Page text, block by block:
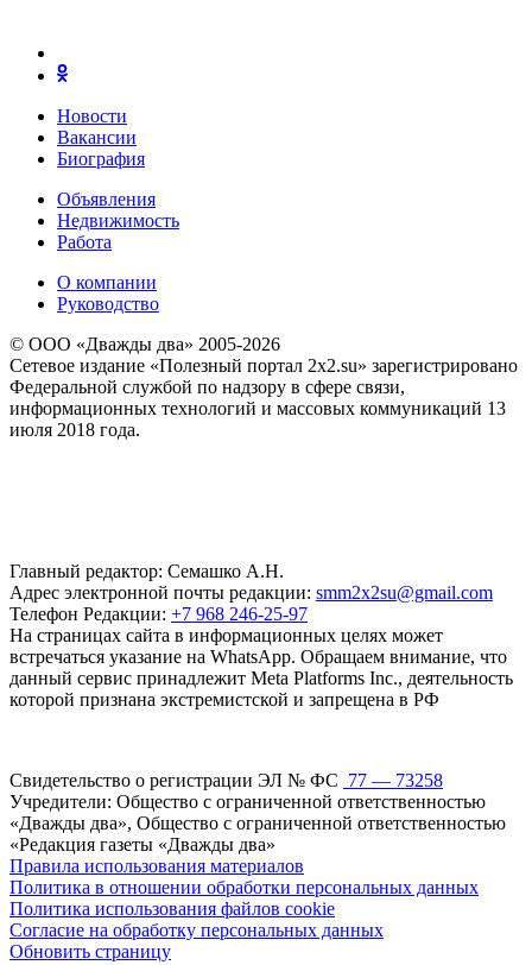
Новости
Вакансии
Биография
Объявления
Недвижимость
Работа
О компании
Руководство
© ООО «Дважды два» 2005-2026
Сетевое издание «Полезный портал 2x2.su» зарегистрировано
Федеральной службой по надзору в сфере связи,
информационных технологий и массовых коммуникаций 13
июля 2018 года.
Главный редактор: Семашко А.Н.
Адрес электронной почты редакции: smm2x2su@gmail.com
Телефон Редакции: +7 968 246-25-97
На страницах сайта в информационных целях может
встречаться указание на WhatsApp. Обращаем внимание, что
данный сервис принадлежит Meta Platforms Inc., деятельность
которой признана экстремистской и запрещена в РФ
Свидетельство о регистрации ЭЛ № ФС 77 — 73258
Учредители: Общество с ограниченной ответственностью
«Дважды два», Общество с ограниченной ответственностью
«Редакция газеты «Дважды два»
Правила использования материалов
Политика в отношении обработки персональных данных
Политика использования файлов cookie
Согласие на обработку персональных данных
Обновить страницу